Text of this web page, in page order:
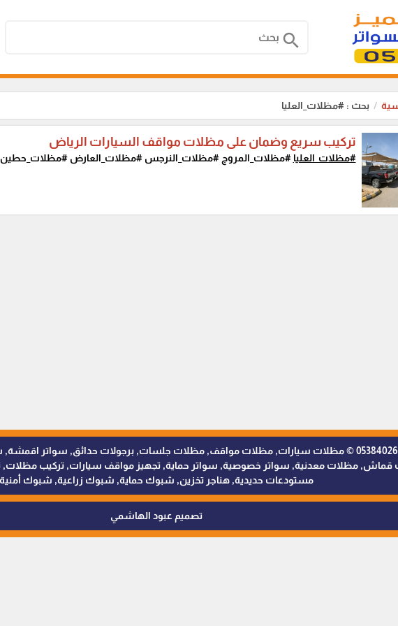
search
بحث : #مظلات_العليا
تركيب سريع وضمان على مظلات مواقف السيارات الرياض
#مظلات_العليا #مظلات_المروج #مظلات_النرجس #مظلات_العارض
ظلال التميز للمظلات والسواتر - 0538402607 © مظلات سيارات, مظلات مواقف, مظلات جلسات, برجولات
مظلات معدنية, سواتر خصوصية, سواتر حماية, تجهيز مواقف سيارات, تركيب مظلات,
مستودعات حديدية, هناجر تخزين, شبوك حماية, شبوك زراعية, شبوك أمنية
تصميم عبود الهاشمي